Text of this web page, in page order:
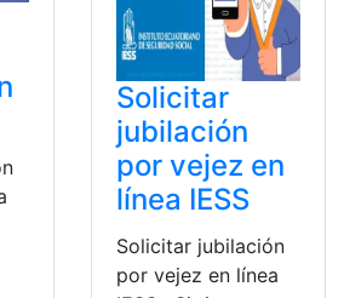
Solicitar
jubilación
por vejez en
línea IESS
Solicitar jubilación
por vejez en línea